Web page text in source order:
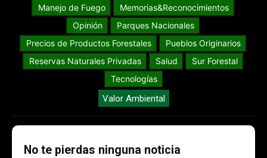
Manejo de Fuego
Memorias&Reconocimientos
Opinión
Parques Nacionales
Precios de Productos Forestales
Pueblos Originarios
Reservas Naturales Privadas
Salud
Sur Forestal
Tecnologías
Valor Ambiental
No te pierdas ninguna noticia